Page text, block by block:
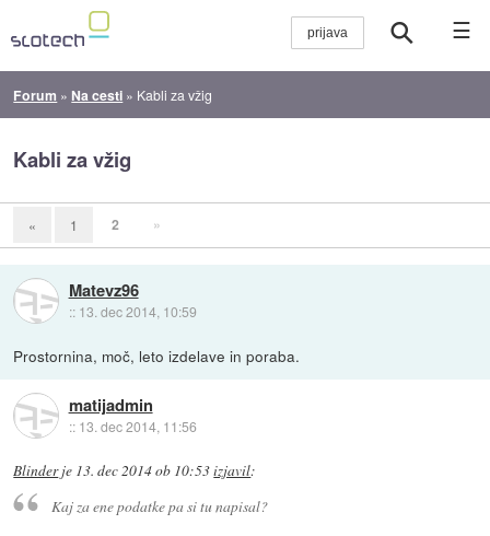
☰
Forum » Na cesti » Kabli za vžig
Kabli za vžig
« 1 2 »
Matevz96
:: 13. dec 2014, 10:59
Prostornina, moč, leto izdelave in poraba.
matijadmin
:: 13. dec 2014, 11:56
Blinderje 13. dec 2014 ob 10:53izjavil:
Kaj za ene podatke pa si tu napisal?